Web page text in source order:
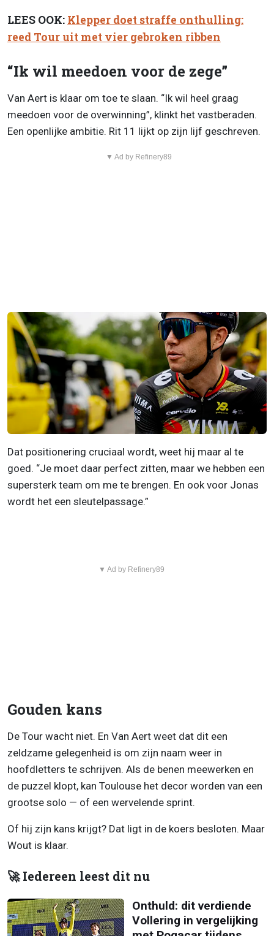
LEES OOK: Klepper doet straffe onthulling:
reed Tour uit met vier gebroken ribben
“Ik wil meedoen voor de zege”
Van Aert is klaar om toe te slaan. “Ik wil heel graag
meedoen voor de overwinning”, klinkt het vastberaden.
Een openlijke ambitie. Rit 11 lijkt op zijn lijf geschreven.
▼ Ad by Refinery89
Dat positionering cruciaal wordt, weet hij maar al te
goed. “Je moet daar perfect zitten, maar we hebben een
supersterk team om me te brengen. En ook voor Jonas
wordt het een sleutelpassage.”
▼ Ad by Refinery89
Gouden kans
De Tour wacht niet. En Van Aert weet dat dit een
zeldzame gelegenheid is om zijn naam weer in
hoofdletters te schrijven. Als de benen meewerken en
de puzzel klopt, kan Toulouse het decor worden van een
grootse solo — of een wervelende sprint.
Of hij zijn kans krijgt? Dat ligt in de koers besloten. Maar
Wout is klaar.
🚀 Iedereen leest dit nu
Onthuld: dit verdiende
Vollering in vergelijking